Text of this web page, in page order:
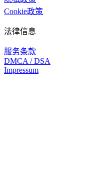
Cookie政策
法律信息
服务条款
DMCA / DSA
Impressum